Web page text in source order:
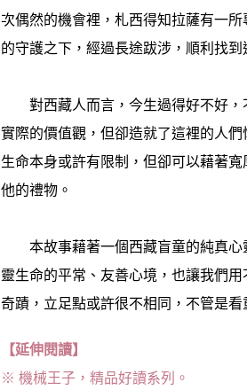
次偶然的機會裡，札西得知拉薩有一
的守護之下，經過長途跋涉，順利找
對西藏人而言，今生過得好不好，
實際的價值觀，但卻造就了這裡的人
生命本身或許有限制，但卻可以藉著
他的禮物。
本故事藉著一個西藏盲童的純真心
靈生命的平常、友善心境，也讓我們
奇蹟，立足點或許很不相同，不管是
【延伸閱讀】
※ 機械王子，精品好讀系列。